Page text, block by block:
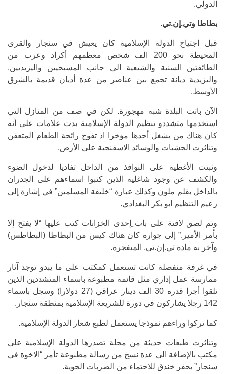
الدولي.
بطاطا وتي.إن.تي.
قبل اجتياح الدولة الإسلامية كان يعيش في سنجار والقرى
المحيطة نحو 200 الف شخص معظمهم أكراد وعرب من
الطائفتين السنية والشيعية الى جانب المسيحيين واليزيديين.
واليزيدية ديانة تجمع بين عناصر من عدة أديان قديمة بالشرق
الأوسط.
الآن باتت البلدة شبه مهجورة. لكن في صف من المنازل التي
استخدمها متشددو تنظيم الدولة الإسلامية بدت علامات على أنه
كان هناك من يشغل أحدها مؤخرا اذ تفوح رائحة الطعام المتعفن
وتناثرت الحشيات والوسائد الاسفنجية على الأرض.
وثبتت الأغطية على النوافذ من الداخل تفاديا لدخول الضوء
والكشف عن وجود شاغليه الذين كتبوا اسماءهم على الجدران
بالداخل بقلم ملون وكذلك عبارة “خليفة المسلمين” في إشارة إلى
زعيم التنظيم ابو بكر البغدادي.
وتم لصق لافتة على باب ِإحدى الخزانات كتب عليها “لا يفتح إلا
بأمر الأمير.” إلى جواره كان هناك كيس من البطاطا (البطاطس)
وآخر به مادة تي.إن.تي. المتفجرة.
في غرفة منفصلة كانت تستعمل كمكتب على ما يبدو توجد آثار
ممارسة عمل إداري مثل قائمة مطبوعة باسماء المتشددين الذين
تلقوا أجرا قدره 30 الف دينار عراقي (27 دولارا) وسجل باسماء
142 رجلا يشاركون في دورة للشريعة الإسلامية بمنطقة سنجار.
كما تركوا وراءهم نموذجا يستعمل لطبع شعار الدولة الإسلامية.
وتناثرت طبعات حديثة من مجلة تصدرها الدولة الإسلامية على
مكتب بالإضافة الى عدة نسخ من رسالة مطبوعة تأمر “الاخوة في
سنجار” بحفر خندق للاحتماء من الضربات الجوية.